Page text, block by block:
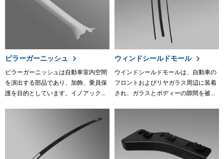
ピラーガーニッシュ
ピラーガーニッシュは自動車室内空間
を演出する部品であり、加飾、乗員保
護を目的としています。イノアック...
ウィンドシールドモール
ウインドシールドモールは、自動車の
フロントおよびリヤガラス周辺に装着
され、ガラスとボディーの隙間を被...